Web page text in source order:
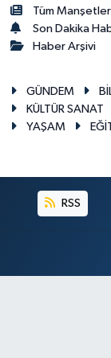
Tüm Manşetler
Son Dakika
Haber Arşivi
GÜNDEM
KÜLTÜR SANAT
YAŞAM
RSS